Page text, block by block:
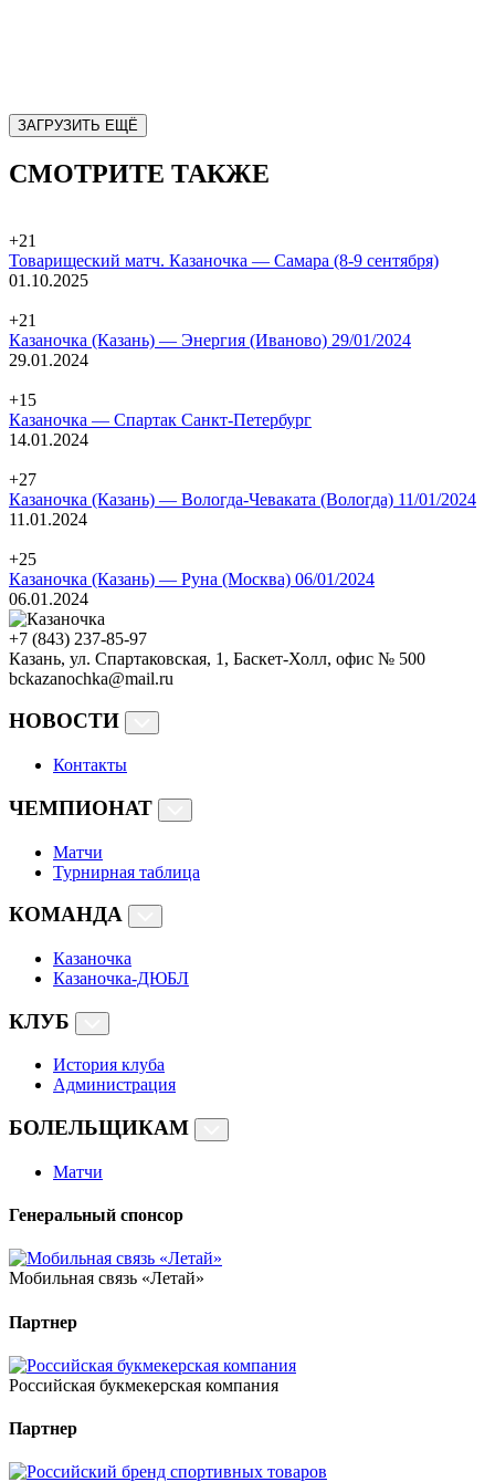
ЗАГРУЗИТЬ ЕЩЁ
СМОТРИТЕ ТАКЖЕ
+21
Товарищеский матч. Казаночка — Самара (8-9 сентября)
01.10.2025
+21
Казаночка (Казань) — Энергия (Иваново) 29/01/2024
29.01.2024
+15
Казаночка — Спартак Санкт-Петербург
14.01.2024
+27
Казаночка (Казань) — Вологда-Чеваката (Вологда) 11/01/2024
11.01.2024
+25
Казаночка (Казань) — Руна (Москва) 06/01/2024
06.01.2024
+7 (843) 237-85-97
Казань, ул. Спартаковская, 1, Баскет-Холл, офис № 500
bckazanochka@mail.ru
НОВОСТИ
Контакты
ЧЕМПИОНАТ
Матчи
Турнирная таблица
КОМАНДА
Казаночка
Казаночка-ДЮБЛ
КЛУБ
История клуба
Администрация
БОЛЕЛЬЩИКАМ
Матчи
Генеральный спонсор
Мобильная связь «Летай»
Партнер
Российская букмекерская компания
Партнер